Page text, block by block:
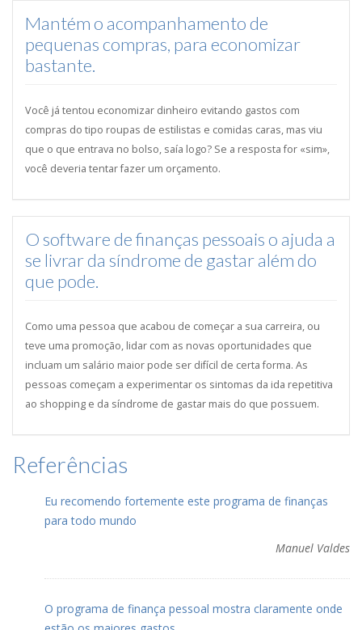
Mantém o acompanhamento de
pequenas compras, para economizar
bastante.
Você já tentou economizar dinheiro evitando gastos com
compras do tipo roupas de estilistas e comidas caras, mas viu
que o que entrava no bolso, saía logo? Se a resposta for «sim»,
você deveria tentar fazer um orçamento.
O software de finanças pessoais o ajuda a
se livrar da síndrome de gastar além do
que pode.
Como uma pessoa que acabou de começar a sua carreira, ou
teve uma promoção, lidar com as novas oportunidades que
incluam um salário maior pode ser difícil de certa forma. As
pessoas começam a experimentar os sintomas da ida repetitiva
ao shopping e da síndrome de gastar mais do que possuem.
Referências
Eu recomendo fortemente este programa de finanças
para todo mundo
Manuel Valdes
O programa de finança pessoal mostra claramente onde